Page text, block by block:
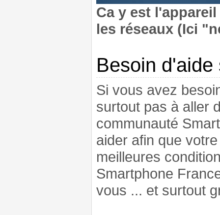
Ca y est
les réseaux (Ici
Besoin
Si vous avez
surtout pas à aller
communauté
aider afin que
meilleures
Smartphone
vous ... et surtout